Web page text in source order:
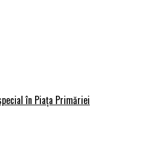
în Piața Primăriei